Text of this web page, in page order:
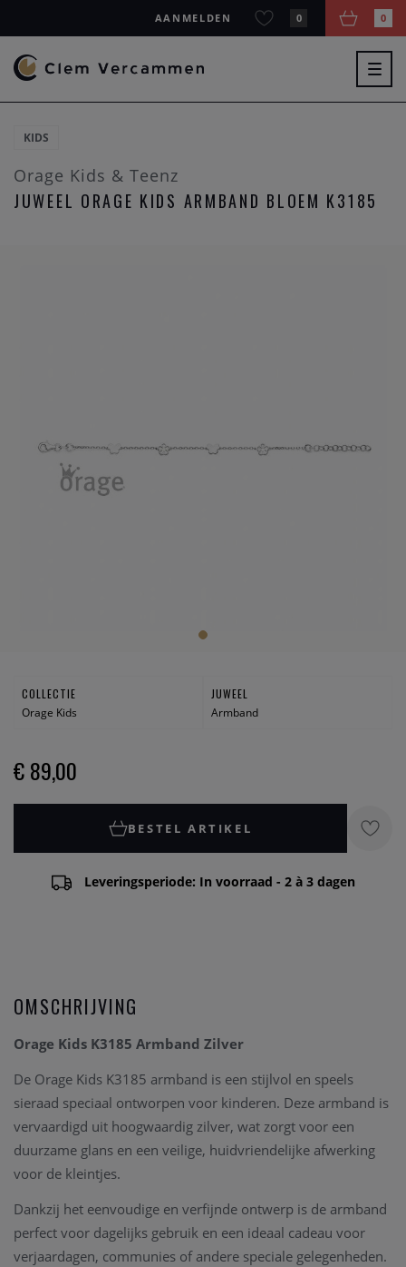
AANMELDEN 0 0
KIDS
Orage Kids & Teenz
JUWEEL ORAGE KIDS ARMBAND BLOEM K3185
COLLECTIE
Orage Kids
JUWEEL
Armband
€ 89,00
BESTEL ARTIKEL
Leveringsperiode: In voorraad - 2 à 3 dagen
OMSCHRIJVING
Orage Kids K3185 Armband Zilver
De Orage Kids K3185 armband is een stijlvol en speels
sieraad speciaal ontworpen voor kinderen. Deze armband is
vervaardigd uit hoogwaardig zilver, wat zorgt voor een
duurzame glans en een veilige, huidvriendelijke afwerking
voor de kleintjes.
Dankzij het eenvoudige en verfijnde ontwerp is de armband
perfect voor dagelijks gebruik en een ideaal cadeau voor
verjaardagen, communies of andere speciale gelegenheden.